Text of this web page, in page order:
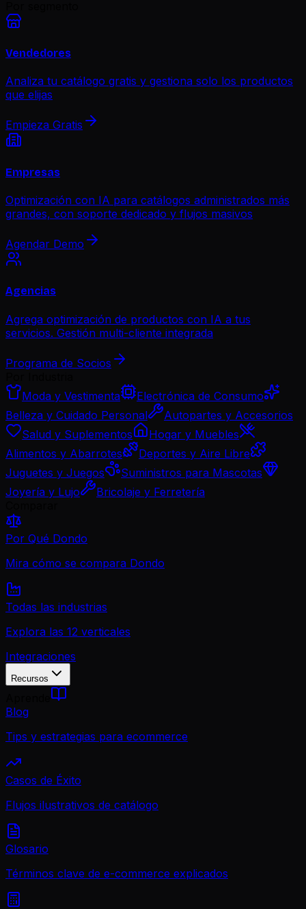
Vendedores
Analiza tu catálogo gratis y gestiona solo los productos
que elijas
Empieza Gratis
Empresas
Optimización con IA para catálogos administrados más
grandes, con soporte dedicado y flujos masivos
Agendar Demo
Agencias
Agrega optimización de productos con IA a tus
servicios. Gestión multi-cliente integrada
Programa de Socios
Moda y Vestimenta
Electrónica de Consumo
Belleza y Cuidado Personal
Autopartes y Accesorios
Salud y Suplementos
Hogar y Muebles
Alimentos y Abarrotes
Deportes y Aire Libre
Juguetes y Juegos
Suministros para Mascotas
Joyería y Lujo
Bricolaje y Ferretería
Por Qué Dondo
Mira cómo se compara Dondo
Todas las industrias
Explora las 12 verticales
Integraciones
Recursos
Blog
Tips y estrategias para ecommerce
Casos de Éxito
Flujos ilustrativos de catálogo
Glosario
Términos clave de e-commerce explicados